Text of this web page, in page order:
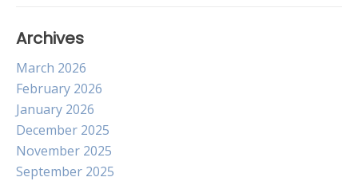
Archives
March 2026
February 2026
January 2026
December 2025
November 2025
September 2025